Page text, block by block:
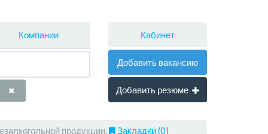
Компании Кабинет
Добавить вакансию
Добавить резюме
продукции. Закладки (0)